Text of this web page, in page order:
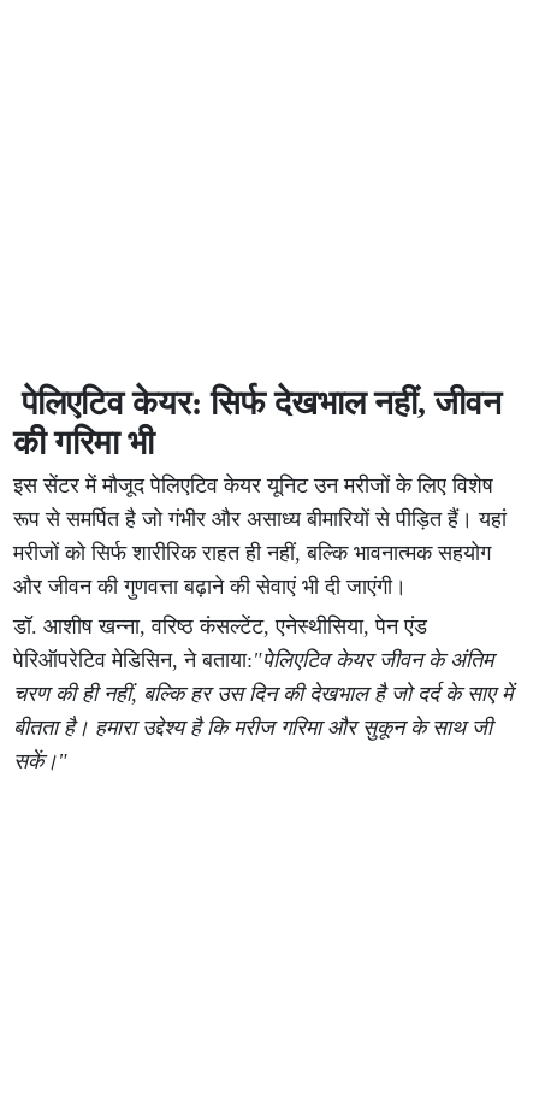
पेलिएटिव केयर: सिर्फ देखभाल नहीं, जीवन
की गरिमा भी
इस सेंटर में मौजूद पेलिएटिव केयर यूनिट उन मरीजों के लिए विशेष
रूप से समर्पित है जो गंभीर और असाध्य बीमारियों से पीड़ित हैं। यहां
मरीजों को सिर्फ शारीरिक राहत ही नहीं, बल्कि भावनात्मक सहयोग
और जीवन की गुणवत्ता बढ़ाने की सेवाएं भी दी जाएंगी।
डॉ. आशीष खन्ना, वरिष्ठ कंसल्टेंट, एनेस्थीसिया, पेन एंड
पेरिऑपरेटिव मेडिसिन, ने बताया:"पेलिएटिव केयर जीवन के अंतिम
चरण की ही नहीं, बल्कि हर उस दिन की देखभाल है जो दर्द के साए में
बीतता है। हमारा उद्देश्य है कि मरीज गरिमा और सुकून के साथ जी
सकें।"